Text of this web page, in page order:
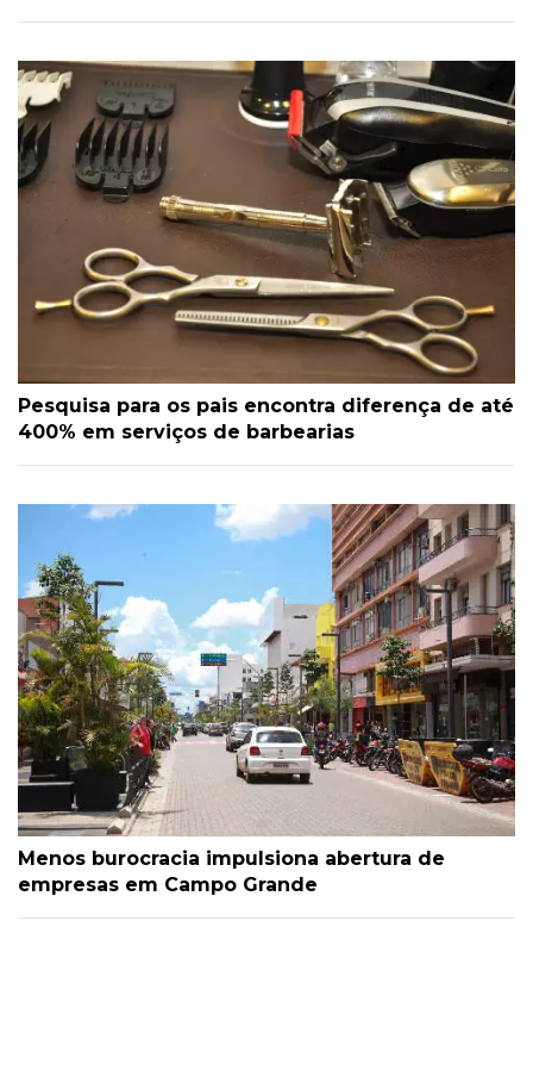
Pesquisa para os pais encontra diferença de até
400% em serviços de barbearias
Menos burocracia impulsiona abertura de
empresas em Campo Grande